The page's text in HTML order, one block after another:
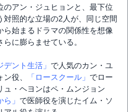
のアン・ジュヒョンと、最下位
対照的な立場の2人が、同じ空間
ら始まるドラマの関係性を想像
に膨らませている。
デント生活」 で人気のカン・ユ
役、
「ロースクール」 でロー
ュ・ヘヨンはペ・ムンジョン
」 で医師役を演じたイム・ソ